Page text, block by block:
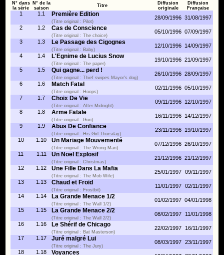
N° dans
la série
N° de la
saison
Titre
Diffusion
originale
Diffusion
Française
1 1.1 Première Edition
(Titre original : Pilot)
28/09/1996 31/08/1997
2
1.2 Cas de Conscience
(Titre original : The choice)
05/10/1996 07/09/1997
3
1.3 Le Passage des Cigognes
(Titre original : Baby)
12/10/1996 14/09/1997
4
1.4 L'Egnime de Lucius Snow
(Titre original : The paper)
19/10/1996 21/09/1997
5
1.5 Qui gagne... perd !
(Titre original : Thief swipes Mayor's dog)
26/10/1996 28/09/1997
6
1.6 Match Fatal
(Titre original : Hoops)
02/11/1996 05/10/1997
7
1.7 Choix De Vie
(Titre original : After Midnight)
09/11/1996
12/10/1997
8
1.8 Arme Fatale
(Titre original : Gun)
16/11/1996
14/12/1997
9
1.9 Abus De Confiance
(Titre original : His Girl Thursday)
23/11/1996
19/10/1997
10
1.10 Un Mariage Mouvementé
(Titre original : The Wrong Man)
07/12/1996 26/10/1997
11
1.11 Un Noel Explosif
(Titre original : Christmas)
21/12/1996 21/12/1997
12
1.12 Une Fille Dans La Mafia
(Titre original : The Mob Wife)
25/01/1997 09/11/1997
13
1.13 Chaud et Froid
(Titre original : Frostbit)
11/01/1997
02/11/1997
14
1.14 La Grande Menace 1/2
(Titre original : The Wall 1/2)
01/02/1997 04/01/1998
15
1.15 La Grande Menace 2/2
(Titre original : The Wall 2/2)
08/02/1997
11/01/1998
16
1.16 Le Shérif de Chicago
(Titre original : Bat Masterson)
22/02/1997
16/11/1997
17
1.17 Juré malgré Lui
(Titre original : The Jury)
08/03/1997 23/11/1997
18
1.18 Voyances